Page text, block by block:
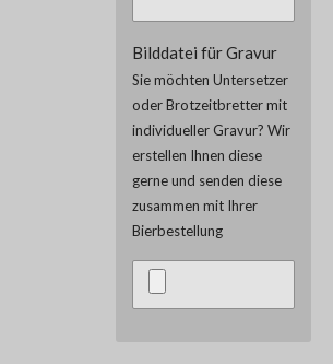
Bilddatei für Gravur
Sie möchten Untersetzer
oder Brotzeitbretter mit
individueller Gravur? Wir
erstellen Ihnen diese
gerne und senden diese
zusammen mit Ihrer
Bierbestellung